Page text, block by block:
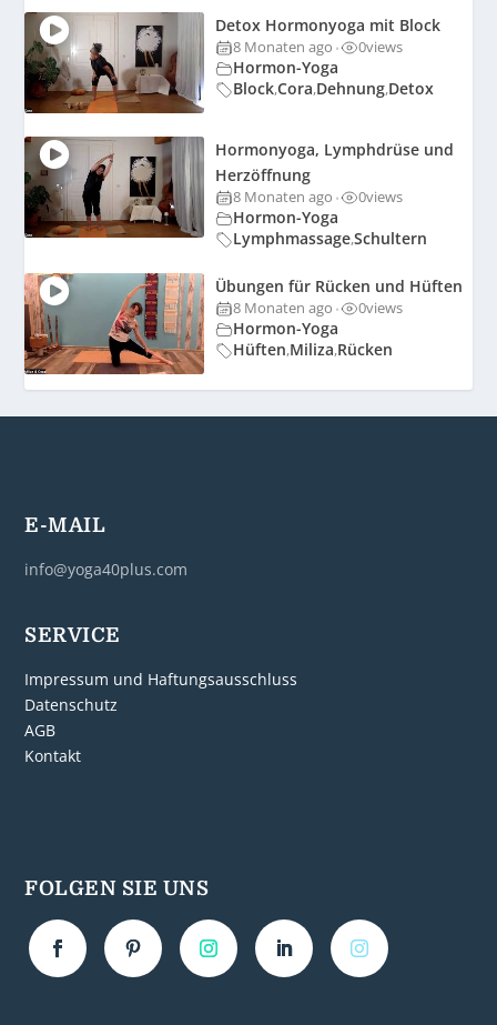
Detox Hormonyoga mit Block
8 Monaten ago • 0views
Hormon-Yoga
Block,Cora,Dehnung,Detox
Hormonyoga, Lymphdrüse und
Herzöffnung
8 Monaten ago • 0views
Hormon-Yoga
Lymphmassage,Schultern
Übungen für Rücken und Hüften
8 Monaten ago • 0views
Hormon-Yoga
Hüften,Miliza,Rücken
E-MAIL
info@yoga40plus.com
SERVICE
Impressum und Haftungsausschluss
Datenschutz
AGB
Kontakt
FOLGEN SIE UNS